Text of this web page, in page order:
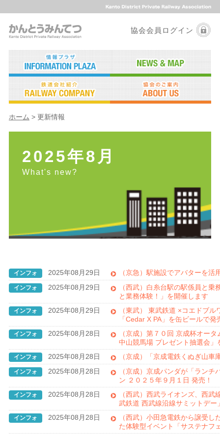
協会会員ログイン
ホーム > 更新情報
2025年8月
What's new?
インフォ 2025年08月29日 （京急）駅施設でアバターを
インフォ 2025年08月29日
（西武）白糸台駅の駅係員と
と業務体験！」を開催します
インフォ 2025年08月29日
（東武） 東武鉄道 ×コエドブ
「Cedar X PA」を缶ビールで発
インフォ 2025年08月28日
（京成）第７０回 京成杯オー
中山競馬場 プレゼント抽選会」
インフォ 2025年08月28日 （京成）「京成電鉄くぬぎ山
インフォ 2025年08月28日
（京成）京成パンダが「ラン
ン ２０２５年９月１日 発売！
インフォ 2025年08月28日
（西武）西武ライオンズ、西
武鉄道 西武線沿線サミットデー
インフォ 2025年08月28日
（西武）小田急電鉄から譲受
た体験型イベント「サステナフ